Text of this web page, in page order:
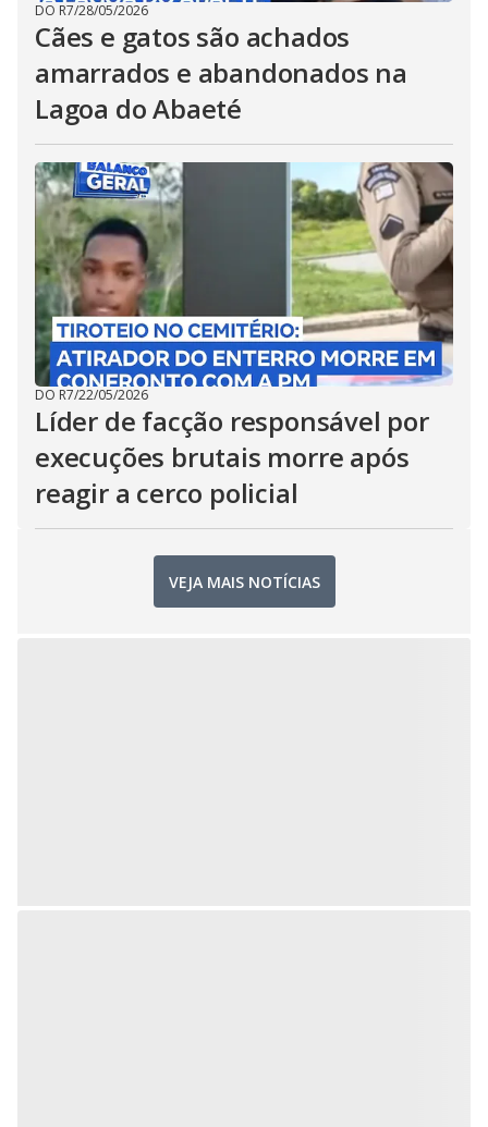
DO R7/28/05/2026
Cães e gatos são achados
amarrados e abandonados na
Lagoa do Abaeté
DO R7/22/05/2026
Líder de facção responsável por
execuções brutais morre após
reagir a cerco policial
VEJA MAIS NOTÍCIAS